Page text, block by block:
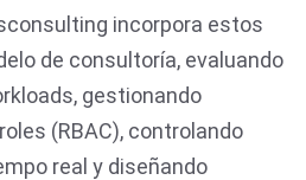
incorpora estos
de consultoría, evaluando
gestionando
(RBAC), controlando
real y diseñando